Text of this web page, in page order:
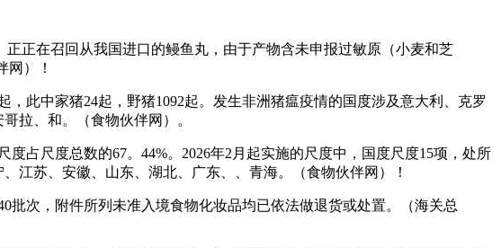
正在召回从我国进口的鳗鱼丸，由于产物含未申报过敏原（小麦和芝
）！
此中家猪24起，野猪1092起。发生非洲猪瘟疫情的国度涉及意大利、克罗
拉、和。（食物伙伴网）。
占尺度总数的67。44%。2026年2月起实施的尺度中，国度尺度15项，处所
江苏、安徽、山东、湖北、广东、、青海。（食物伙伴网）！
次，附件所列未准入境食物化妆品均已依法做退货或处置。（海关总